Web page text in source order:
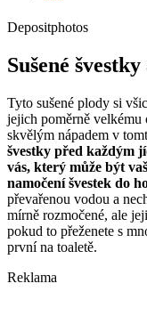
Depositphotos
Sušené
Tyto sušené plody si
jejich poměrně
skvělým nápadem v
švestky před každým
vás, který může být
namočení švestek do
převařenou vodou a
mírně rozmočené, ale
pokud to přeženete s
první na toaletě.
Reklama